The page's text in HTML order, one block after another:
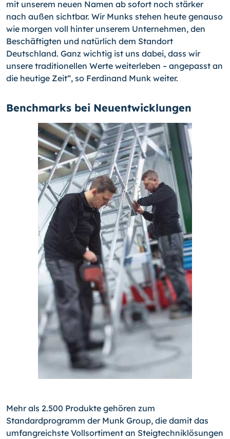
mit unserem neuen Namen ab sofort noch stärker
nach außen sichtbar. Wir Munks stehen heute genauso
wie morgen voll hinter unserem Unternehmen, den
Beschäftigten und natürlich dem Standort
Deutschland. Ganz wichtig ist uns dabei, dass wir
unsere traditionellen Werte weiterleben – angepasst an
die heutige Zeit“, so Ferdinand Munk weiter.
Benchmarks bei Neuentwicklungen
Mehr als 2.500 Produkte gehören zum
Standardprogramm der Munk Group, die damit das
umfangreichste Vollsortiment an Steigtechniklösungen